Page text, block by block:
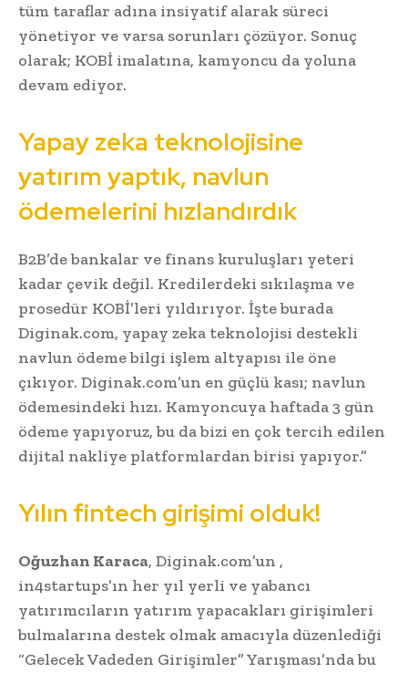
tüm taraflar adına insiyatif alarak süreci
yönetiyor ve varsa sorunları çözüyor. Sonuç
olarak; KOBİ imalatına, kamyoncu da yoluna
devam ediyor.
Yapay zeka teknolojisine
yatırım yaptık, navlun
ödemelerini hızlandırdık
B2B’de bankalar ve finans kuruluşları yeteri
kadar çevik değil. Kredilerdeki sıkılaşma ve
prosedür KOBİ’leri yıldırıyor. İşte burada
Diginak.com, yapay zeka teknolojisi destekli
navlun ödeme bilgi işlem altyapısı ile öne
çıkıyor. Diginak.com’un en güçlü kası; navlun
ödemesindeki hızı. Kamyoncuya haftada 3 gün
ödeme yapıyoruz, bu da bizi en çok tercih edilen
dijital nakliye platformlardan birisi yapıyor.”
Yılın fintech girişimi olduk!
Oğuzhan Karaca, Diginak.com’un ,
in4startups’ın her yıl yerli ve yabancı
yatırımcıların yatırım yapacakları girişimleri
bulmalarına destek olmak amacıyla düzenlediği
“Gelecek Vadeden Girişimler” Yarışması’nda bu